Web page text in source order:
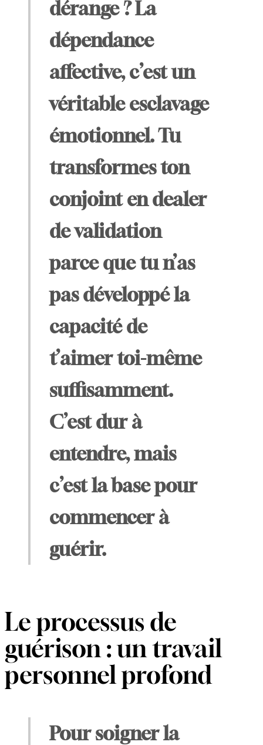
dérange ? La
dépendance
affective, c’est un
véritable esclavage
émotionnel. Tu
transformes ton
conjoint en dealer
de validation
parce que tu n’as
pas développé la
capacité de
t’aimer toi-même
suffisamment.
C’est dur à
entendre, mais
c’est la base pour
commencer à
guérir.
Le processus de
guérison : un travail
personnel profond
Pour soigner la